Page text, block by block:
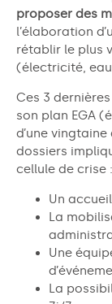
proposer des
l’élaboration
rétablir le plus
(électricité,
Ces 3
son plan EGA
d’une
dossiers
cellule de crise :
Un
La
Une
La